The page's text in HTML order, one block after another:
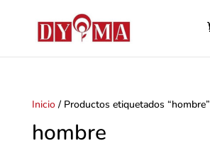
Inicio/ Productos etiquetados “hombre”
hombre